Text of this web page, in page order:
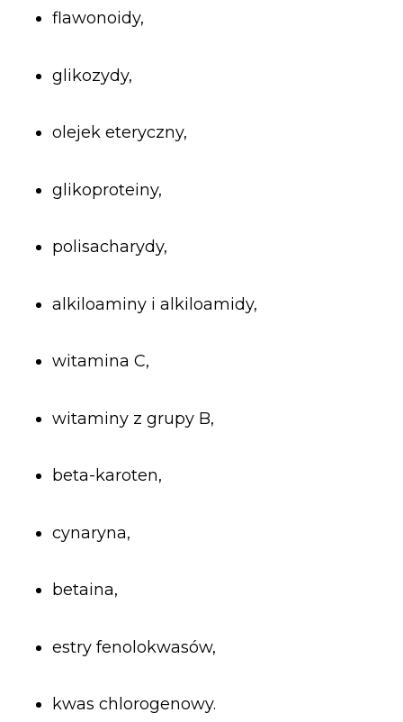
flawonoidy,
glikozydy,
olejek eteryczny,
glikoproteiny,
polisacharydy,
alkiloaminy i alkiloamidy,
witamina C,
witaminy z grupy B,
beta-karoten,
cynaryna,
betaina,
estry fenolokwasów,
kwas chlorogenowy.